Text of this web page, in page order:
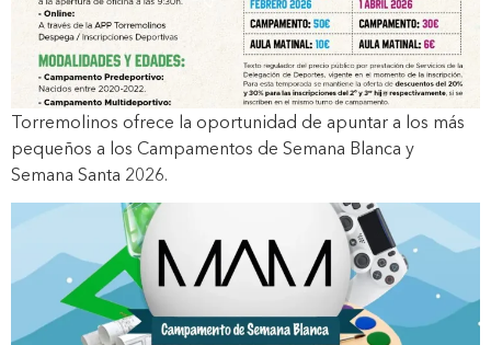
Torremolinos ofrece la oportunidad de apuntar a los más
pequeños a los Campamentos de Semana Blanca y
Semana Santa 2026.